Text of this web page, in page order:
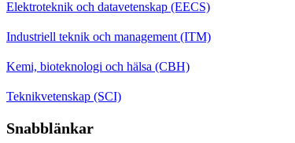
Elektroteknik och datavetenskap (EECS)
Industriell teknik och management (ITM)
Kemi, bioteknologi och hälsa (CBH)
Teknikvetenskap (SCI)
Snabblänkar